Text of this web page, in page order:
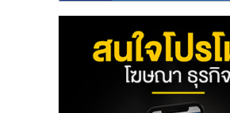
ไชส์